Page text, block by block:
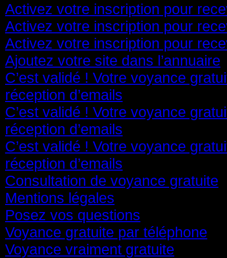
Activez votre inscription pour
Activez votre inscription pour
Activez votre inscription pour
Ajoutez votre site dans l’annuaire
C’est validé ! Votre voyance
réception d’emails
C’est validé ! Votre voyance
réception d’emails
C’est validé ! Votre voyance
réception d’emails
Consultation de voyance gratuite
Mentions légales
Posez vos questions
Voyance gratuite par téléphone
Voyance vraiment gratuite